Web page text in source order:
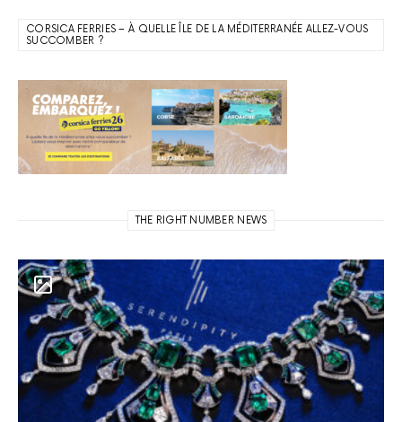
CORSICA FERRIES – À QUELLE ÎLE DE LA MÉDITERRANÉE ALLEZ-VOUS
SUCCOMBER ?
THE RIGHT NUMBER NEWS